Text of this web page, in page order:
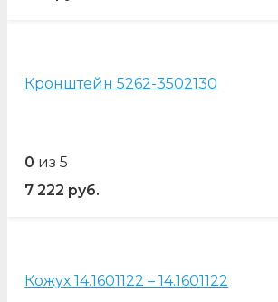
Кронштейн 5262-3502130
0 из 5
7 222 руб.
Кожух 14.1601122 – 14.1601122